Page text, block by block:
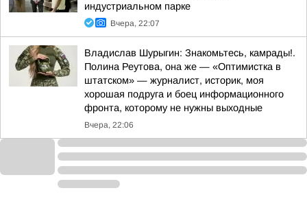
индустриальном парке
Вчера, 22:07
Владислав Шурыгин: Знакомьтесь, камрады!.
Полина Реутова, она же — «Оптимистка в
штатском» — журналист, историк, моя
хорошая подруга и боец информационного
фронта, которому не нужны выходные
Вчера, 22:06